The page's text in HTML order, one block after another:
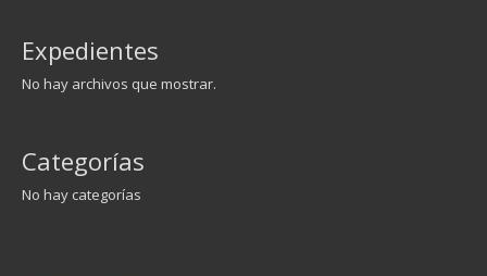
Expedientes
No hay archivos que mostrar.
Categorías
No hay categorías